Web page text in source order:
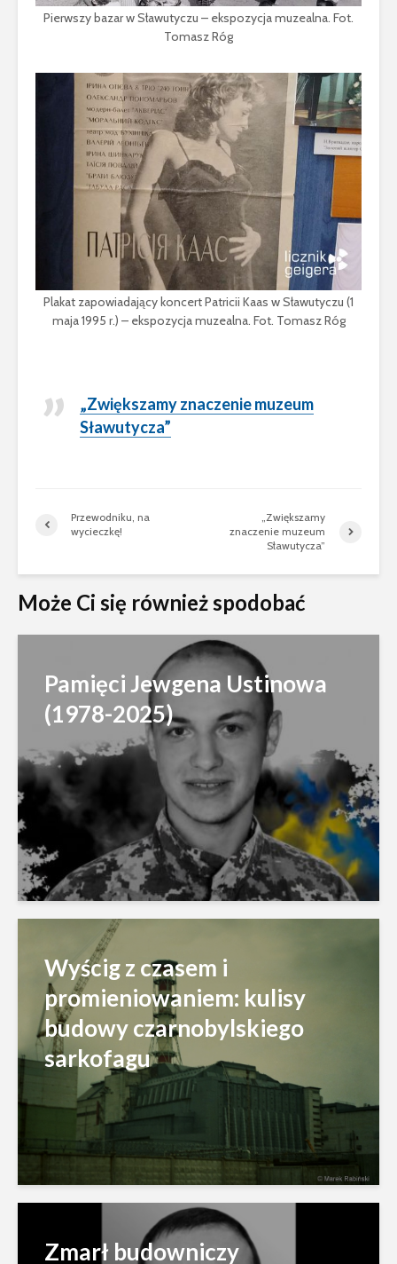
Pierwszy bazar w Sławutyczu – ekspozycja muzealna. Fot.
Tomasz Róg
Plakat zapowiadający koncert Patricii Kaas w Sławutyczu (1
maja 1995 r.) – ekspozycja muzealna. Fot. Tomasz Róg
„Zwiększamy znaczenie muzeum
Sławutycza”
Przewodniku, na
wycieczkę!
„Zwiększamy
znaczenie muzeum
Sławutycza”
Może Ci się również spodobać
Pamięci Jewgena Ustinowa
(1978-2025)
Wyścig z czasem i
promieniowaniem: kulisy
budowy czarnobylskiego
sarkofagu
Zmarł budowniczy